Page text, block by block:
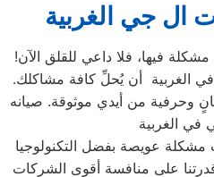
ال جي الغربية
فيها، فلا داعي للقلق الآن!
الغربية أن يُحلِّ كافة مشاكلك.
وحرفية من أيدي موثوقة. صيانه
في الغربية
مشكلة عويصة بفضل التكنولوجيا
على منافسة أقوى الشركات